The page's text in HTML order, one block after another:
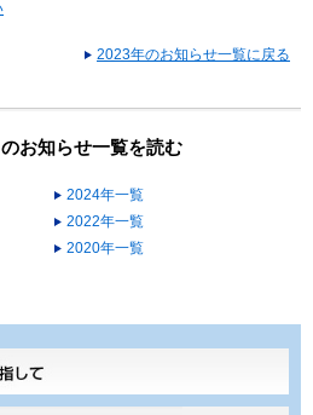
2023年のお知らせ一覧に戻る
お知らせ一覧を読む
2024年一覧
2022年一覧
2020年一覧